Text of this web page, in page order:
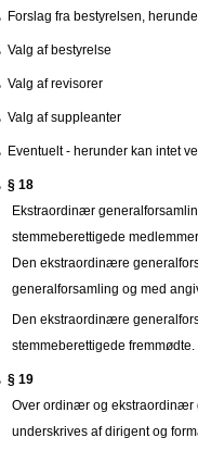
Forslag fra bestyrelsen,
Valg af bestyrelse
Valg af revisorer
Valg af suppleanter
Eventuelt - herunder kan intet
§ 18
Ekstraordinær
stemmeberettigede
Den ekstraordinære
generalforsamling og med
Den ekstraordinære
stemmeberettigede fremmødte.
§ 19
Over ordinær og ekstraordinær
underskrives af dirigent og